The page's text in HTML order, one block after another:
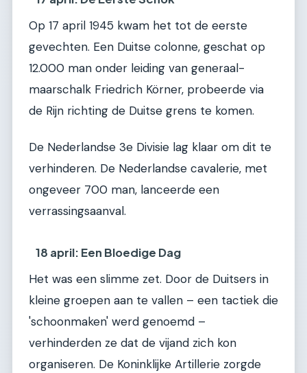
Op 17 april 1945 kwam het tot de eerste
gevechten. Een Duitse colonne, geschat op
12.000 man onder leiding van generaal-
maarschalk Friedrich Körner, probeerde via
de Rijn richting de Duitse grens te komen.
De Nederlandse 3e Divisie lag klaar om dit te
verhinderen. De Nederlandse cavalerie, met
ongeveer 700 man, lanceerde een
verrassingsaanval.
18 april: Een Bloedige Dag
Het was een slimme zet. Door de Duitsers in
kleine groepen aan te vallen – een tactiek die
'schoonmaken' werd genoemd –
verhinderden ze dat de vijand zich kon
organiseren. De Koninklijke Artillerie zorgde